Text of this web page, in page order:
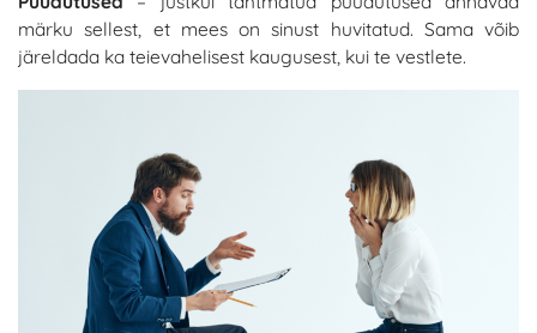
märku sellest, et mees on sinust huvitatud. Sama võib
järeldada ka teievahelisest kaugusest, kui te vestlete.